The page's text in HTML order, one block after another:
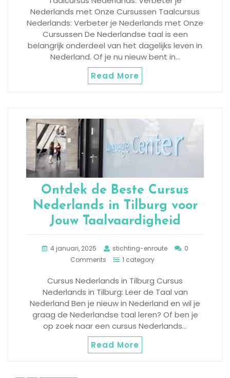
Nederlands met Onze Cursussen Taalcursus
Nederlands: Verbeter je Nederlands met Onze
Cursussen De Nederlandse taal is een
belangrijk onderdeel van het dagelijks leven in
Nederland. Of je nu nieuw bent in…
Read More
Ontdek de Beste Cursus
Nederlands in Tilburg voor
Jouw Taalvaardigheid
4 januari, 2025 stichting-enroute
0
Comments
1 category
Cursus Nederlands in Tilburg Cursus
Nederlands in Tilburg: Leer de Taal van
Nederland Ben je nieuw in Nederland en wil je
graag de Nederlandse taal leren? Of ben je
op zoek naar een cursus Nederlands…
Read More